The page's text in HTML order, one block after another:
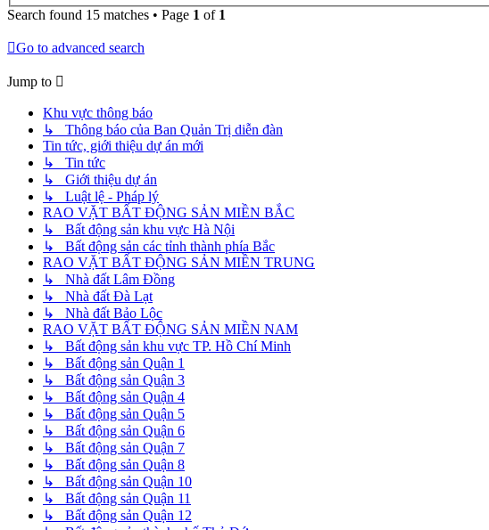
Search found 15 matches • Page 1 of 1
Go to advanced search
Jump to
Khu vực thông báo
↳ Thông báo của Ban Quản Trị diễn đàn
Tin tức, giới thiệu dự án mới
↳ Tin tức
↳ Giới thiệu dự án
↳ Luật lệ - Pháp lý
RAO VẶT BẤT ĐỘNG SẢN MIỀN BẮC
↳ Bất động sản khu vực Hà Nội
↳ Bất động sản các tỉnh thành phía Bắc
RAO VẶT BẤT ĐỘNG SẢN MIỀN TRUNG
↳ Nhà đất Lâm Đồng
↳ Nhà đất Đà Lạt
↳ Nhà đất Bảo Lộc
RAO VẶT BẤT ĐỘNG SẢN MIỀN NAM
↳ Bất động sản khu vực TP. Hồ Chí Minh
↳ Bất động sản Quận 1
↳ Bất động sản Quận 3
↳ Bất động sản Quận 4
↳ Bất động sản Quận 5
↳ Bất động sản Quận 6
↳ Bất động sản Quận 7
↳ Bất động sản Quận 8
↳ Bất động sản Quận 10
↳ Bất động sản Quận 11
↳ Bất động sản Quận 12